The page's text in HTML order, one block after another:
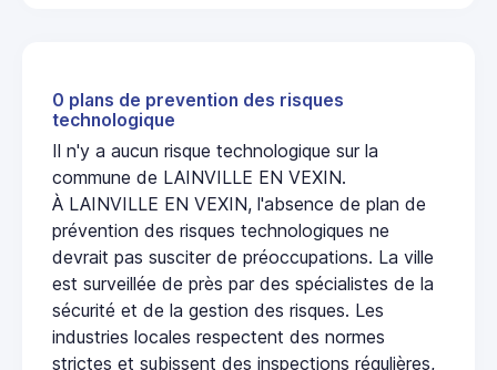
0 plans de prevention des risques
technologique
Il n'y a aucun risque technologique sur la
commune de LAINVILLE EN VEXIN.
À LAINVILLE EN VEXIN, l'absence de plan de
prévention des risques technologiques ne
devrait pas susciter de préoccupations. La ville
est surveillée de près par des spécialistes de la
sécurité et de la gestion des risques. Les
industries locales respectent des normes
strictes et subissent des inspections régulières,